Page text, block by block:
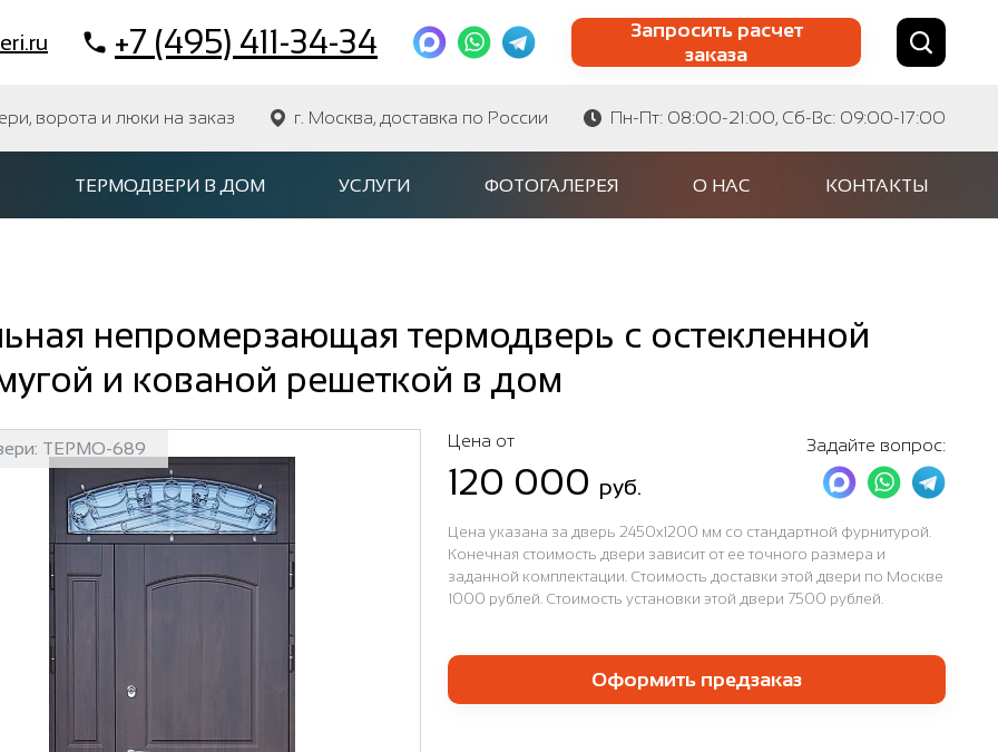
+7 (495) 411-34-34
Запросить расчет
заказа
Найти по сайту Найти по артикулу
ворота и люки на заказ г. Москва, доставка по России Пн-Пт: 08:00-21:00, Сб-Вс: 09:00-17:00
ТЕРМОДВЕРИ В ДОМ УСЛУГИ ФОТОГАЛЕРЕЯ О НАС КОНТАКТЫ
непромерзающая термодверь с остекленной
и кованой решеткой в дом
ТЕРМО-689 Цена от
120 000 руб.
Задайте вопрос:
Цена указана за дверь 2450x1200 мм со стандартной фурнитурой.
Конечная стоимость двери зависит от ее точного размера и
заданной комплектации. Стоимость доставки этой двери по Москве
1000 рублей. Стоимость установки этой двери 7500 рублей.
Оформить предзаказ